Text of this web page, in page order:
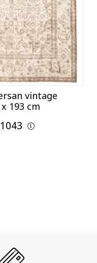
vintage
193 cm